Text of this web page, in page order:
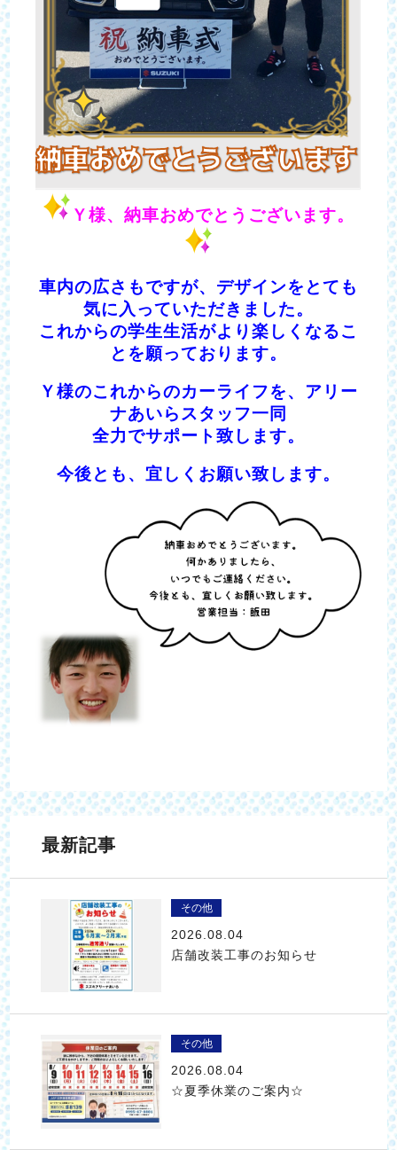
Ｙ様、納車おめでとうございます。
車内の広さもですが、デザインをとても
気に入っていただきました。
これからの学生生活がより楽しくなるこ
とを願っております。
Ｙ様のこれからのカーライフを、アリー
ナあいらスタッフ一同
全力でサポート致します。
今後とも、宜しくお願い致します。
最新記事
その他
2026.08.04
店舗改装工事のお知らせ
その他
2026.08.04
☆夏季休業のご案内☆